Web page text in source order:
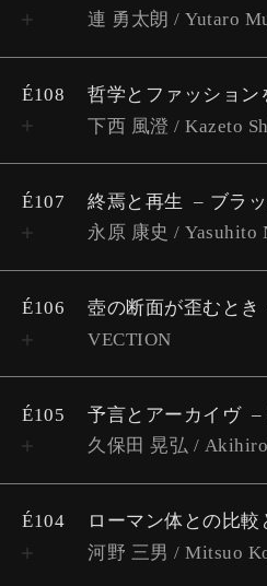
連 勇太朗 / Yutaro
É108
哲学とファッション
下西 風澄 / Kazeto
É107 終焉と再生
ブラッ
永原 康史 / Yasuhito
É106 壺の断面が歪むとき
VECTION
É105 予言とアーカイヴ
久保田 晃弘 /
É104 ローマン体との比較
河野 三男 / Mitsuo